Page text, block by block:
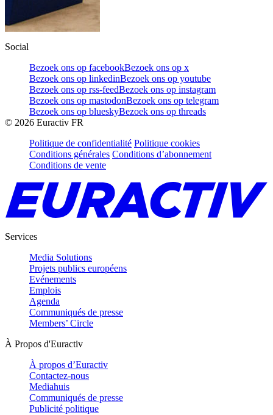
Social
Bezoek ons op facebookBezoek ons op x
Bezoek ons op linkedinBezoek ons op youtube
Bezoek ons op rss-feedBezoek ons op instagram
Bezoek ons op mastodonBezoek ons op telegram
Bezoek ons op blueskyBezoek ons op threads
© 2026 Euractiv FR
Politique de confidentialité Politique cookies
Conditions générales Conditions d’abonnement
Conditions de vente
Services
Media Solutions
Projets publics européens
Evénements
Emplois
Agenda
Communiqués de presse
Members’ Circle
À Propos d'Euractiv
À propos d’Euractiv
Contactez-nous
Mediahuis
Communiqués de presse
Publicité politique